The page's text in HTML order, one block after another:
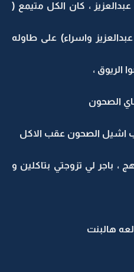
في بيت بو عبدالعزيز ، كان الكل متيمع (
عبدالعزيز واسراء) على طاوله
الريوق ،
الصحون
اشيل الصحون عقب الاكل
، باجر لي تزوجتي بتاكلين و
هالبنت